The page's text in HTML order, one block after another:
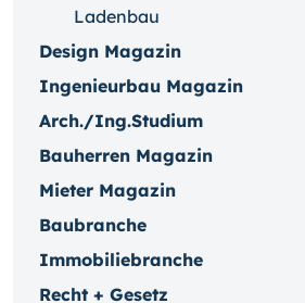
Ladenbau
Design Magazin
Ingenieurbau Magazin
Arch./Ing.Studium
Bauherren Magazin
Mieter Magazin
Baubranche
Immobiliebranche
Recht + Gesetz